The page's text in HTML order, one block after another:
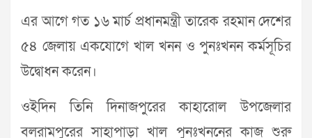
এর আগে গত ১৬ মার্চ প্রধানমন্ত্রী তারেক রহমান দেশের
৫৪ জেলায় একযোগে খাল খনন ও পুনঃখনন কর্মসূচির
উদ্বোধন করেন।
ওইদিন তিনি দিনাজপুরের কাহারোল উপজেলার
বলরামপুরের সাহাপাড়া খাল পুনঃখননের কাজ শুরু